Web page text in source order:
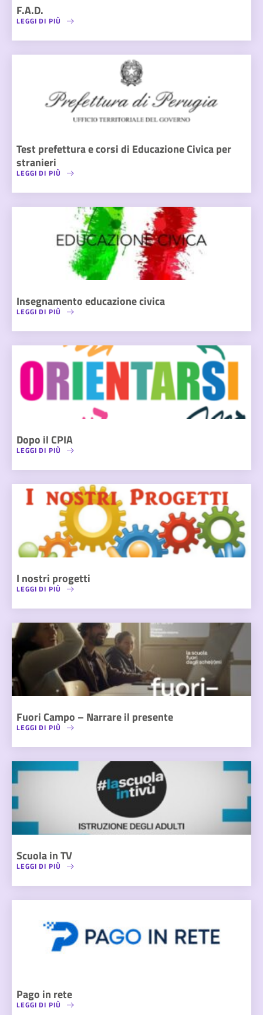
F.A.D.
LEGGI DI PIÙ
Test prefettura e corsi di Educazione Civica per
stranieri
LEGGI DI PIÙ
Insegnamento educazione civica
LEGGI DI PIÙ
Dopo il CPIA
LEGGI DI PIÙ
I nostri progetti
LEGGI DI PIÙ
Fuori Campo – Narrare il presente
LEGGI DI PIÙ
Scuola in TV
LEGGI DI PIÙ
Pago in rete
LEGGI DI PIÙ